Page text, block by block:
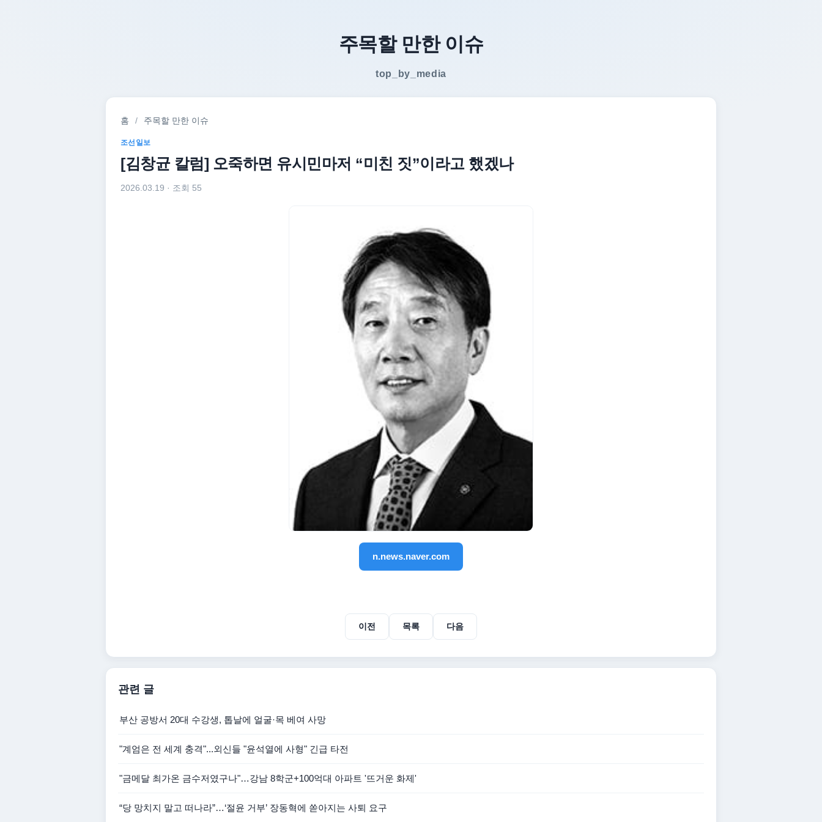
주목할 만한 이슈
top_by_media
홈 / 주목할 만한 이슈
조선일보
[김창균 칼럼] 오죽하면 유시민마저 “미친 짓”이라고 했겠나
2026.03.19 · 조회 55
n.news.naver.com
이전 목록 다음
관련 글
부산 공방서 20대 수강생, 톱날에 얼굴·목 베여 사망
"계엄은 전 세계 충격"...외신들 "윤석열에 사형" 긴급 타전
"금메달 최가온 금수저였구나"…강남 8학군+100억대 아파트 '뜨거운 화제'
“당 망치지 말고 떠나라”…‘절윤 거부’ 장동혁에 쏟아지는 사퇴 요구